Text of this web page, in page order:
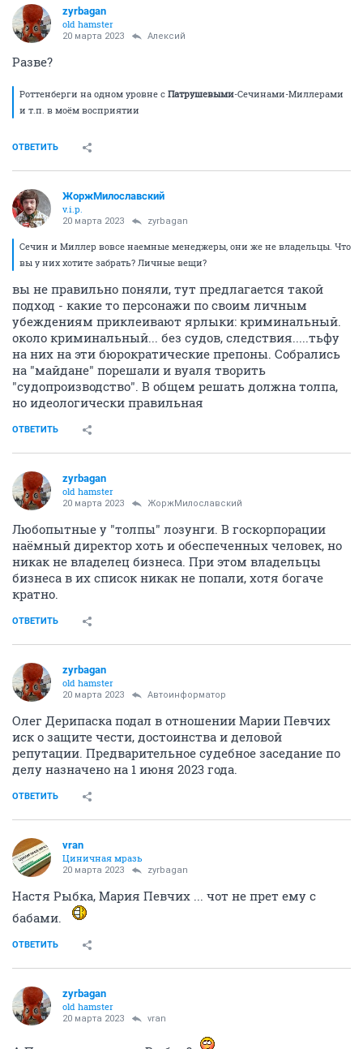
zyrbagan
old hamster
20 марта 2023 Алексий
Разве?
Роттенберги на одном уровне с Патрушевыми-Сечинами-Миллерами
и т.п. в моём восприятии
ОТВЕТИТЬ
ЖоржМилославский
v.i.p.
20 марта 2023 zyrbagan
Сечин и Миллер вовсе наемные менеджеры, они же не владельцы. Что
вы у них хотите забрать? Личные вещи?
вы не правильно поняли, тут предлагается такой
подход - какие то персонажи по своим личным
убеждениям приклеивают ярлыки: криминальный.
около криминальный... без судов, следствия.....тьфу
на них на эти бюрократические препоны. Собрались
на "майдане" порешали и вуаля творить
"судопроизводство". В общем решать должна толпа,
но идеологически правильная
ОТВЕТИТЬ
zyrbagan
old hamster
20 марта 2023 ЖоржМилославский
Любопытные у "толпы" лозунги. В госкорпорации
наёмный директор хоть и обеспеченных человек, но
никак не владелец бизнеса. При этом владельцы
бизнеса в их список никак не попали, хотя богаче
кратно.
ОТВЕТИТЬ
zyrbagan
old hamster
20 марта 2023 Автоинформатор
Олег Дерипаска подал в отношении Марии Певчих
иск о защите чести, достоинства и деловой
репутации. Предварительное судебное заседание по
делу назначено на 1 июня 2023 года.
ОТВЕТИТЬ
vran
Циничная мразь
20 марта 2023 zyrbagan
Настя Рыбка, Мария Певчих ... чот не прет ему с
бабами.
ОТВЕТИТЬ
zyrbagan
old hamster
20 марта 2023 vran